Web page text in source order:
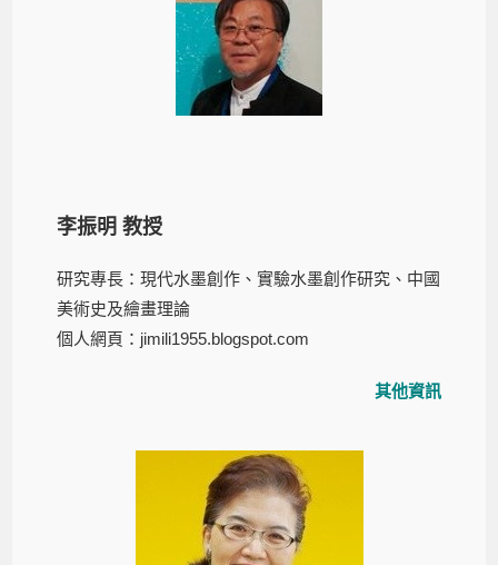
李振明 教授
研究專長：現代⽔墨創作、實驗⽔墨創作研究、中國
美術史及繪畫理論
個人網頁： jimili1955.blogspot.com
其他資訊